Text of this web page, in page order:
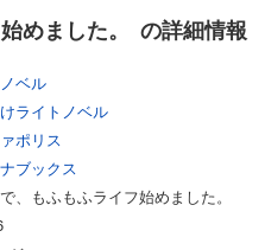
めました。 の詳細情報
ベル
ライトノベル
ポリス
ブックス
、もふもふライフ始めました。